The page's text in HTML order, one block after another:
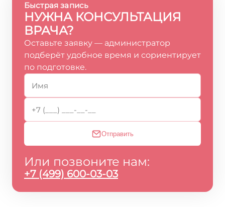
Быстрая запись
НУЖНА КОНСУЛЬТАЦИЯ
ВРАЧА?
Оставьте заявку — администратор
подберёт удобное время и сориентирует
по подготовке.
Отправить
Или позвоните нам:
+7 (499) 600-03-03